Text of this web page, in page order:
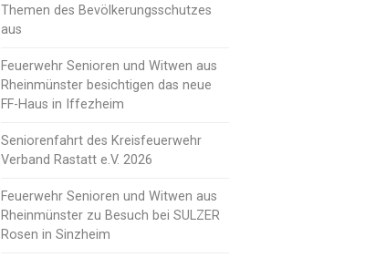
Themen des Bevölkerungsschutzes
aus
Feuerwehr Senioren und Witwen aus
Rheinmünster besichtigen das neue
FF-Haus in Iffezheim
Seniorenfahrt des Kreisfeuerwehr
Verband Rastatt e.V. 2026
Feuerwehr Senioren und Witwen aus
Rheinmünster zu Besuch bei SULZER
Rosen in Sinzheim